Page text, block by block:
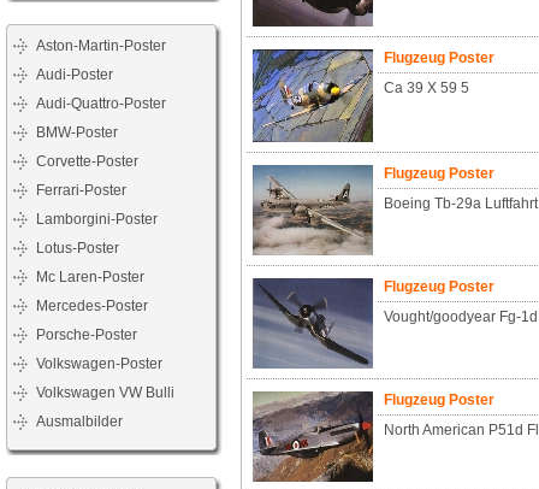
Aston-Martin-Poster
Audi-Poster
Audi-Quattro-Poster
BMW-Poster
Corvette-Poster
Ferrari-Poster
Lamborgini-Poster
Lotus-Poster
Mc Laren-Poster
Mercedes-Poster
Porsche-Poster
Volkswagen-Poster
Volkswagen VW Bulli
Ausmalbilder
Flugzeug Poster
Ca 39 X 59 5
Flugzeug Poster
Boeing Tb-29a
Flugzeug Poster
Vought/goodyear Fg-
Flugzeug Poster
North American P51d